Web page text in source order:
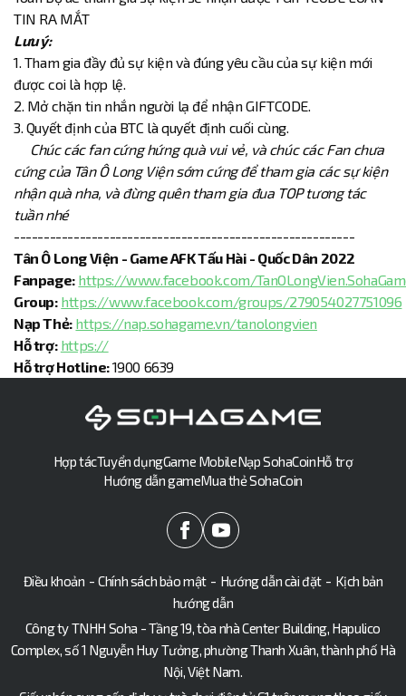
TIN RA MẮT
Lưu ý:
1. Tham gia đầy đủ sự kiện và đúng yêu cầu của sự kiện mới
được coi là hợp lệ.
2. Mở chặn tin nhắn người lạ để nhận GIFTCODE.
3. Quyết định của BTC là quyết định cuối cùng.
Chúc các fan cứng hứng quà vui vẻ, và chúc các Fan chưa
cứng của Tân Ô Long Viện sớm cứng để tham gia các sự kiện
nhận quà nha, và đừng quên tham gia đua TOP tương tác
tuần nhé
---------------------------------------------------------
Tân Ô Long Viện - Game AFK Tấu Hài - Quốc Dân 2022
Fanpage: https://www.facebook.com/
Group: https://www.facebook.com/groups/279054027751096
Nạp Thẻ: https://nap.sohagame.vn/tanolongvien
Hỗ trợ: https://
Hỗ trợ Hotline:1900 6639
Hợp tácTuyển dụngGame MobileNạp SohaCoinHỗ trợ
Hướng dẫn gameMua thẻ SohaCoin
Điều khoản - Chính sách bảo mật - Hướng dẫn cài đặt - Kịch bản
hướng dẫn
Công ty TNHH Soha - Tầng 19, tòa nhà Center Building, Hapulico
Complex, số 1 Nguyễn Huy Tưởng, phường Thanh Xuân, thành phố Hà
Nội, Việt Nam.